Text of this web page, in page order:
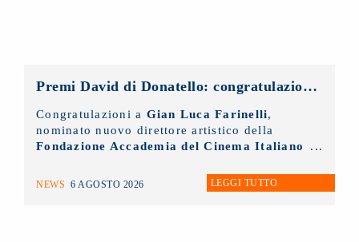
Premi David di Donatello: congratulazioni al nuovo direttore artistico, Gian Luca Farinelli
Congratulazioni a Gian Luca Farinelli,
nominato nuovo direttore artistico della
Fondazione Accademia del Cinema Italiano
NUOVO IMAIEè socio sostenitore.
NEWS 6 AGOSTO 2026 LEGGI TUTTO